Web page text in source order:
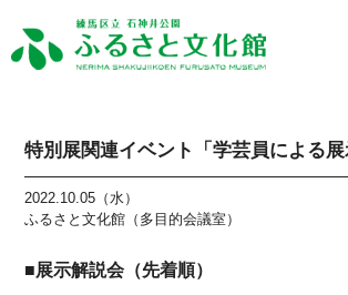
特別展関連イベント「学芸員による展
2022.10.05（水）
ふるさと文化館（多目的会議室）
■展示解説会（先着順）